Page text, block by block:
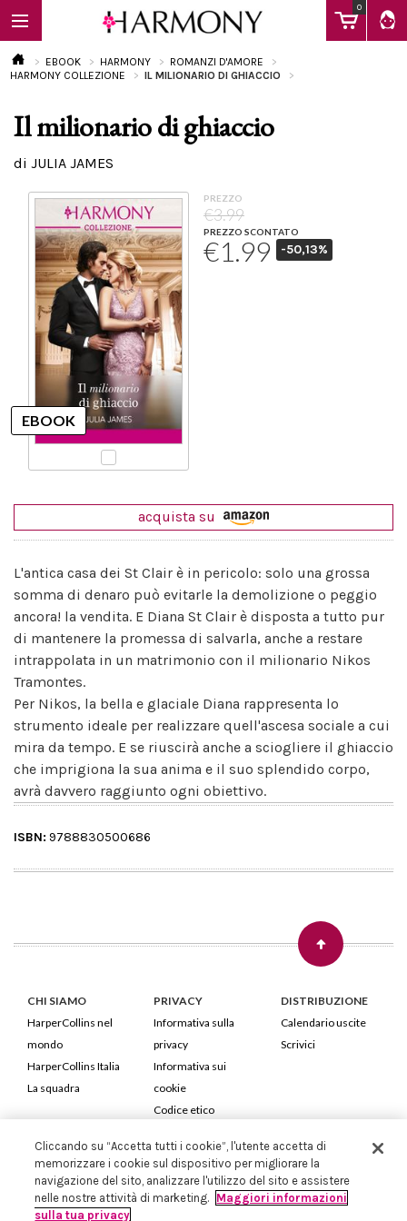
0
EBOOK
Calendario
EBOOK HARMONY
ROMANZI D'AMORE
HARMONY COLLEZIONE
IL MILIONARIO DI GHIACCIO
Il milionario di ghiaccio
di JULIA JAMES
PREZZO
€3.99
PREZZO SCONTATO
€1.99 -50,13%
acquista su
L'antica casa dei St Clair è in pericolo: solo una grossa
somma di denaro può evitarle la demolizione o peggio
ancora! la vendita. E Diana St Clair è disposta a tutto pur
di mantenere la promessa di salvarla, anche a restare
intrappolata in un matrimonio con il milionario Nikos
Tramontes.
Per Nikos, la bella e glaciale Diana rappresenta lo
strumento ideale per realizzare quell'ascesa sociale a cui
mira da tempo. E se riuscirà anche a sciogliere il ghiaccio
che imprigiona la sua anima e il suo splendido corpo,
avrà davvero raggiunto ogni obiettivo.
ISBN: 9788830500686
CHI SIAMO
HarperCollins nel
mondo
HarperCollins Italia
La squadra
PRIVACY
Informativa sulla
privacy
Informativa sui
cookie
Codice etico
DISTRIBUZIONE
Calendario uscite
Scrivici
HarperCollins Italia S.p.A. Viale Monte Nero, 84 - 20135 Milano
Cod. Fiscale e P.IVA 05946780151 - Capitale Sociale 258.250 €
Iscritta in Milano al Registro delle imprese nr.198004 e REA nr.1051898
Cliccando su “Accetta tutti i cookie”, l'utente accetta di
memorizzare i cookie sul dispositivo per migliorare la
navigazione del sito, analizzare l'utilizzo del sito e assistere
nelle nostre attività di marketing. Maggiori informazioni
sulla tua privacy